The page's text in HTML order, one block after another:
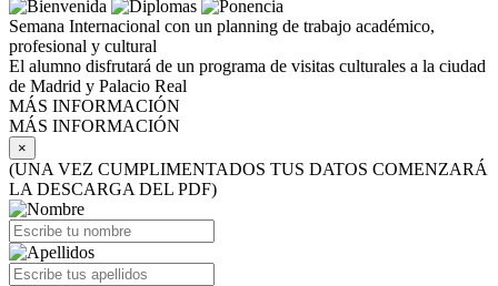
Semana Internacional con un planning de trabajo académico,
profesional y cultural
El alumno disfrutará de un programa de visitas culturales a la ciudad
de Madrid y Palacio Real
MÁS INFORMACIÓN
MÁS INFORMACIÓN
×
(UNA VEZ CUMPLIMENTADOS TUS DATOS COMENZARÁ
LA DESCARGA DEL PDF)